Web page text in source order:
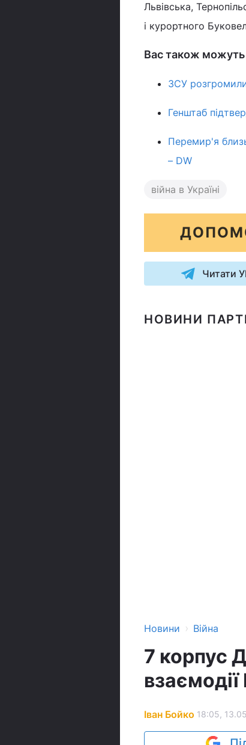
Львівська,
і курортного
Вас також можуть
ЗСУ розгромили
Генштаб
Перемир'я
– DW
війна в Україні
Читати
НОВИНИ
Новини › Війна
7 корпус
Іван Бойко 18:05,